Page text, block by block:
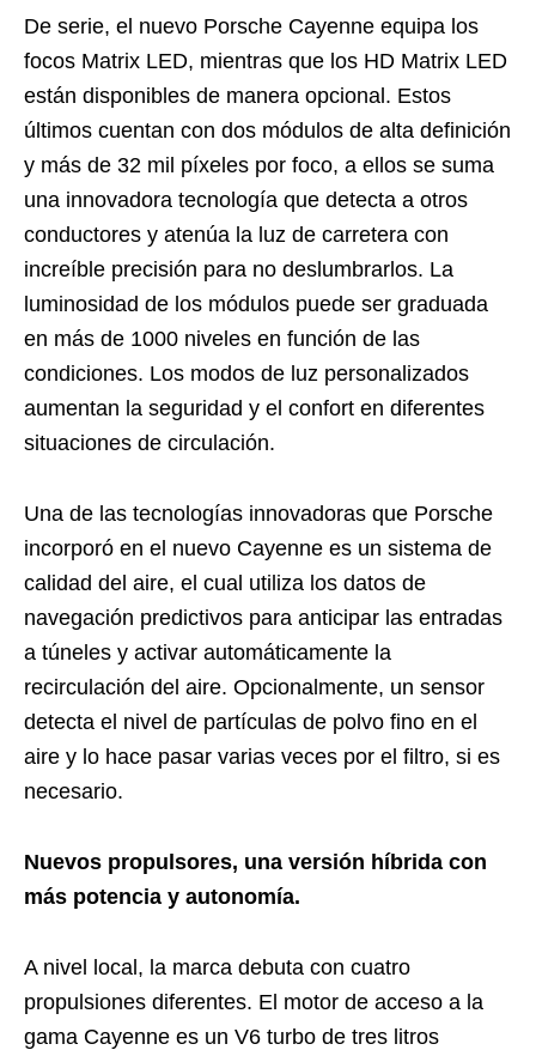
De serie, el nuevo Porsche Cayenne equipa los
focos Matrix LED, mientras que los HD Matrix LED
están disponibles de manera opcional. Estos
últimos cuentan con dos módulos de alta definición
y más de 32 mil píxeles por foco, a ellos se suma
una innovadora tecnología que detecta a otros
conductores y atenúa la luz de carretera con
increíble precisión para no deslumbrarlos. La
luminosidad de los módulos puede ser graduada
en más de 1000 niveles en función de las
condiciones. Los modos de luz personalizados
aumentan la seguridad y el confort en diferentes
situaciones de circulación.
Una de las tecnologías innovadoras que Porsche
incorporó en el nuevo Cayenne es un sistema de
calidad del aire, el cual utiliza los datos de
navegación predictivos para anticipar las entradas
a túneles y activar automáticamente la
recirculación del aire. Opcionalmente, un sensor
detecta el nivel de partículas de polvo fino en el
aire y lo hace pasar varias veces por el filtro, si es
necesario.
Nuevos propulsores, una versión híbrida con
más potencia y autonomía.
A nivel local, la marca debuta con cuatro
propulsiones diferentes. El motor de acceso a la
gama Cayenne es un V6 turbo de tres litros